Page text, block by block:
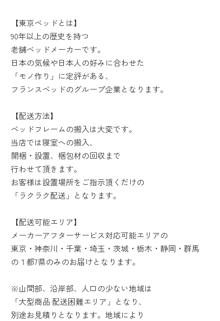
【東京ベッドとは】
90年以上の歴史を持つ
老舗ベッドメーカーです。
日本の気候や日本人の好みに合わせた
「モノ作り」に定評がある、
フランスベッドのグループ企業となります。
【配送方法】
ベッドフレームの搬入は大変です。
当店では寝室への搬入、
開梱・設置、梱包材の回収まで
行わせて頂きます。
お客様は設置場所をご指示頂くだけの
「ラクラク配送」となります。
【配送可能エリア】
メーカーアフターサービス対応可能エリアの
東京・神奈川・千葉・埼玉・茨城・栃木・静岡・群馬
の１都7県のみのお届けとなります。
※山間部、沿岸部、人口の少ない地域は
「大型商品 配送困難エリア」となり、
別途お見積りとなります。地域により